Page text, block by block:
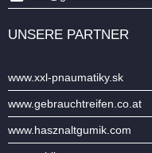
UNSERE PARTNER
www.xxl-pnaumatiky.sk
www.gebrauchtreifen.co.at
www.hasznaltgumik.com